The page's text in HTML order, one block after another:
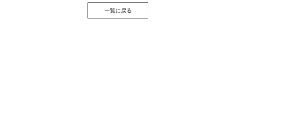
一覧に戻る